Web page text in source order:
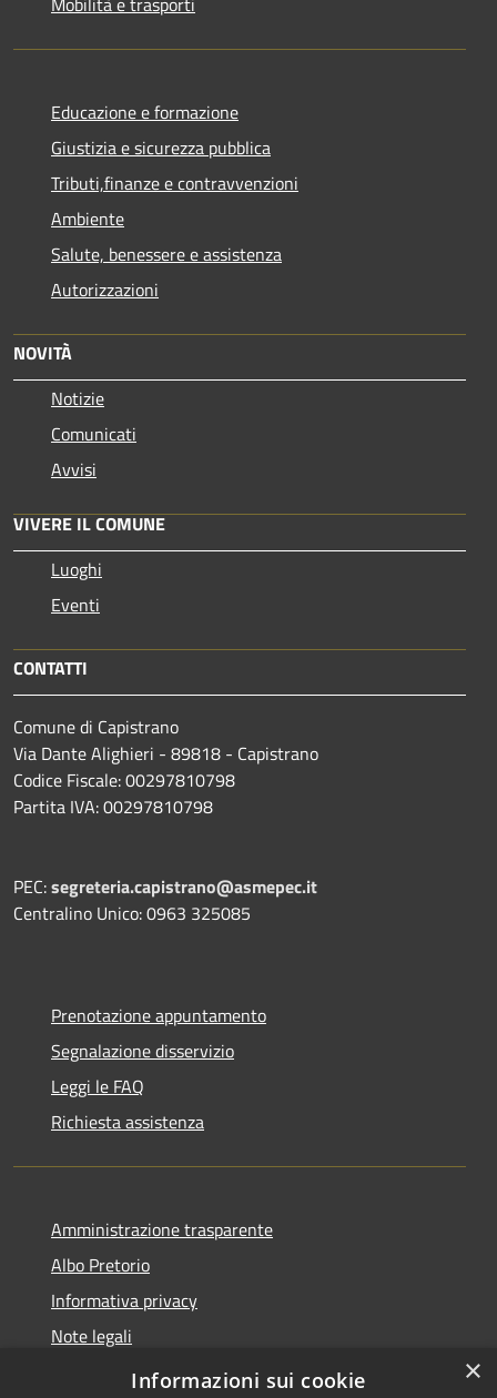
Educazione e formazione
Giustizia e sicurezza pubblica
Tributi,finanze e contravvenzioni
Ambiente
Salute, benessere e assistenza
Autorizzazioni
NOVITÀ
Notizie
Comunicati
Avvisi
VIVERE IL COMUNE
Luoghi
Eventi
CONTATTI
Comune di Capistrano
Via Dante Alighieri - 89818 - Capistrano
Codice Fiscale: 00297810798
Partita IVA: 00297810798
PEC:segreteria.capistrano@asmepec.it
Centralino Unico: 0963 325085
Prenotazione appuntamento
Segnalazione disservizio
Leggi le FAQ
Richiesta assistenza
Amministrazione trasparente
Albo Pretorio
Informativa privacy
Note legali
Dichiarazione di accessibilità
×
Informazioni sui cookie